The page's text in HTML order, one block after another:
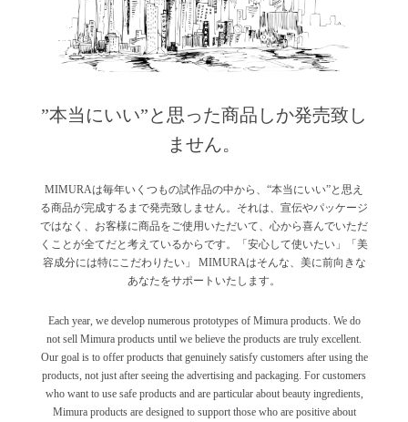
”本当にいい”と思った商品しか発売致し
ません。
MIMURAは毎年いくつもの試作品の中から、“本当にいい”と思え
る商品が完成するまで発売致しません。それは、宣伝やパッケージ
ではなく、お客様に商品をご使用いただいて、心から喜んでいただ
くことが全てだと考えているからです。「安心して使いたい」「美
容成分には特にこだわりたい」 MIMURAはそんな、美に前向きな
あなたをサポートいたします。
Each year, we develop numerous prototypes of Mimura products. We do
not sell Mimura products until we believe the products are truly excellent.
Our goal is to offer products that genuinely satisfy customers after using the
products, not just after seeing the advertising and packaging. For customers
who want to use safe products and are particular about beauty ingredients,
Mimura products are designed to support those who are positive about